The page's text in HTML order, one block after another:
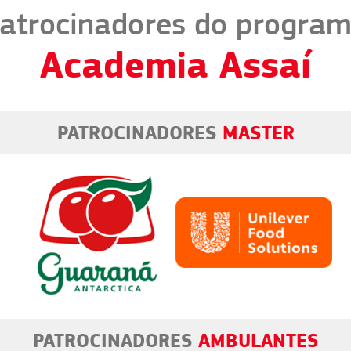
do
Academia Assaí
PATROCINADORES MASTER
PATROCINADORES AMBULANTES